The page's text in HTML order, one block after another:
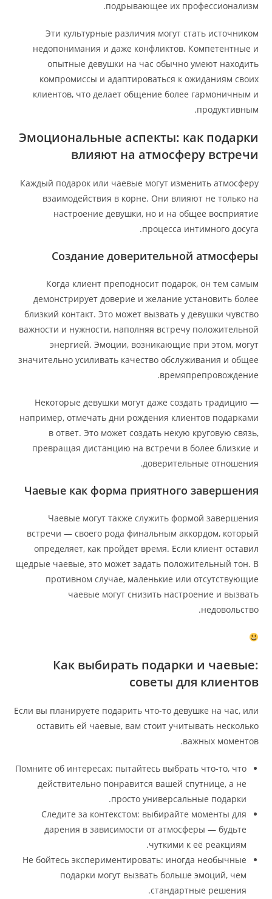
подрывающее их профессионализм.
Эти культурные различия могут стать источником
недопонимания и даже конфликтов. Компетентные и
опытные девушки на час обычно умеют находить
компромиссы и адаптироваться к ожиданиям своих
клиентов, что делает общение более гармоничным и
продуктивным.
Эмоциональные аспекты: как подарки
влияют на атмосферу встречи
Каждый подарок или чаевые могут изменить атмосферу
взаимодействия в корне. Они влияют не только на
настроение девушки, но и на общее восприятие
процесса интимного досуга.
Создание доверительной атмосферы
Когда клиент преподносит подарок, он тем самым
демонстрирует доверие и желание установить более
близкий контакт. Это может вызвать у девушки чувство
важности и нужности, наполняя встречу положительной
энергией. Эмоции, возникающие при этом, могут
значительно усиливать качество обслуживания и общее
времяпрепровождение.
Некоторые девушки могут даже создать традицию —
например, отмечать дни рождения клиентов подарками
в ответ. Это может создать некую круговую связь,
превращая дистанцию на встречи в более близкие и
доверительные отношения.
Чаевые как форма приятного завершения
Чаевые могут также служить формой завершения
встречи — своего рода финальным аккордом, который
определяет, как пройдет время. Если клиент оставил
щедрые чаевые, это может задать положительный тон. В
противном случае, маленькие или отсутствующие
чаевые могут снизить настроение и вызвать
недовольство.
Как выбирать подарки и чаевые:
советы для клиентов
Если вы планируете подарить что-то девушке на час, или
оставить ей чаевые, вам стоит учитывать несколько
важных моментов.
Помните об интересах: пытайтесь выбрать что-то, что
действительно понравится вашей спутнице, а не
просто универсальные подарки.
Следите за контекстом: выбирайте моменты для
дарения в зависимости от атмосферы — будьте
чуткими к её реакциям.
Не бойтесь экспериментировать: иногда необычные
подарки могут вызвать больше эмоций, чем
стандартные решения.